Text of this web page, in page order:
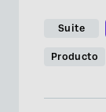
Suite
Producto